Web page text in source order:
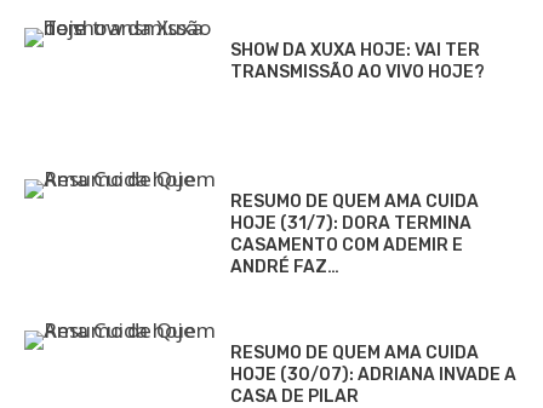
SHOW DA XUXA HOJE: VAI TER
TRANSMISSÃO AO VIVO HOJE?
RESUMO DE QUEM AMA CUIDA
HOJE (31/7): DORA TERMINA
CASAMENTO COM ADEMIR E
ANDRÉ FAZ…
RESUMO DE QUEM AMA CUIDA
HOJE (30/07): ADRIANA INVADE A
CASA DE PILAR